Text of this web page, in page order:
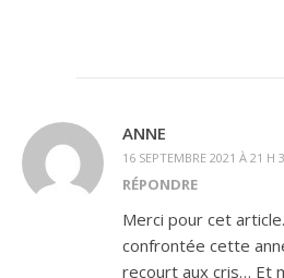
ANNE
16 SEPTEMBRE 2021 À 21 H
RÉPONDRE
Merci pour cet
confrontée cette
recourt aux cris… Et